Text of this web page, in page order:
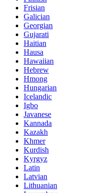
Frisian
Galician
Georgian
Gujarati
Haitian
Hausa
Hawaiian
Hebrew
Hmong
Hungarian
Icelandic
Igbo
Javanese
Kannada
Kazakh
Khmer
Kurdish
Kyrgyz
Latin
Latvian
Lithuanian